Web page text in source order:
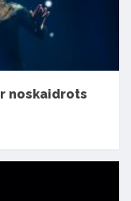
noskaidrots